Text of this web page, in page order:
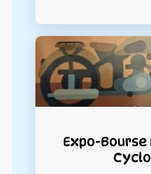
Expo-Bourse
Cyclo